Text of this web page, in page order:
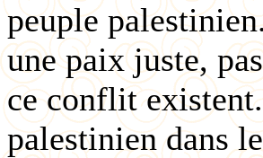
peuple
une paix juste,
ce conflit
palestinien dans